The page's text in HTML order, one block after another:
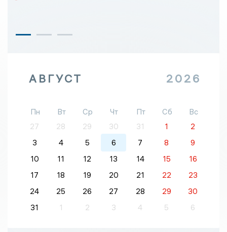
АВГУСТ 2026
Пн Вт Ср Чт Пт Сб
Вс
27
28 29 30 31 1
2
3
4 5 6 7 8
9
10
11 12 13 14 15
16
17
18 19 20 21 22
23
24
25 26 27 28 29
30
31
1 2 3 4 5 6